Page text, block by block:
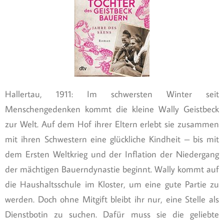
Hallertau, 1911: Im schwersten Winter seit
Menschengedenken kommt die kleine Wally Geistbeck
zur Welt. Auf dem Hof ihrer Eltern erlebt sie zusammen
mit ihren Schwestern eine glückliche Kindheit – bis mit
dem Ersten Weltkrieg und der Inflation der Niedergang
der mächtigen Bauerndynastie beginnt. Wally kommt auf
die Haushaltsschule im Kloster, um eine gute Partie zu
werden. Doch ohne Mitgift bleibt ihr nur, eine Stelle als
Dienstbotin zu suchen. Dafür muss sie die geliebte